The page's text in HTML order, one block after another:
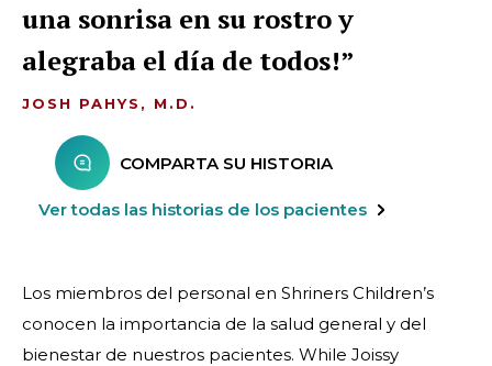
una sonrisa en su rostro y
alegraba el día de todos!
JOSH PAHYS, M.D.
COMPARTA SU HISTORIA
Ver todas las historias de los pacientes
Los miembros del personal en Shriners Children’s
conocen la importancia de la salud general y del
bienestar de nuestros pacientes. While Joissy